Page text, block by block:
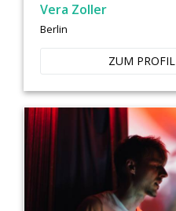
Vera Zoller
Berlin
ZUM PROFIL